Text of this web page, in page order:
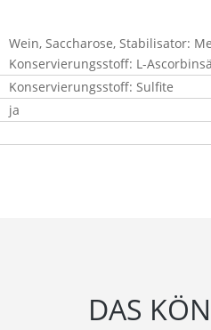
Wein, Saccharose, Stabilisator:
Konservierungsstoff: L-
Konservierungsstoff: Sulfite
ja
DAS